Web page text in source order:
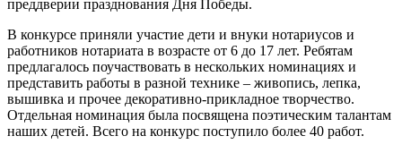
преддверии празднования Дня Победы.
В конкурсе приняли участие дети и внуки нотариусов и
работников нотариата в возрасте от 6 до 17 лет. Ребятам
предлагалось поучаствовать в нескольких номинациях и
представить работы в разной технике – живопись, лепка,
вышивка и прочее декоративно-прикладное творчество.
Отдельная номинация была посвящена поэтическим талантам
наших детей. Всего на конкурс поступило более 40 работ.